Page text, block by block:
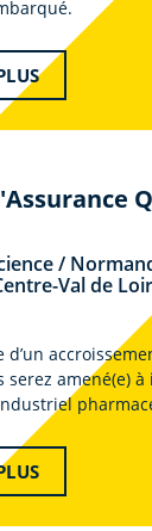
/
Val de
d’un
serez amené(e)